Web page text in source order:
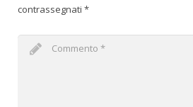
contrassegnati *